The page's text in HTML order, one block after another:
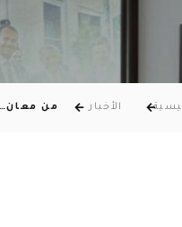
الأخبار من معان…